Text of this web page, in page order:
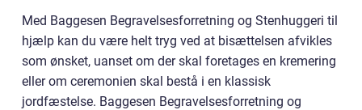
Med Baggesen Begravelsesforretning og Stenhuggeri til
hjælp kan du være helt tryg ved at bisættelsen afvikles
som ønsket, uanset om der skal foretages en kremering
eller om ceremonien skal bestå i en klassisk
jordfæstelse. Baggesen Begravelsesforretning og